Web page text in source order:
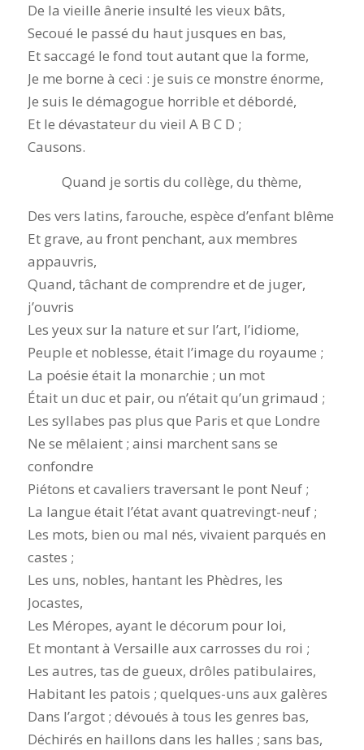
De la vieille ânerie insulté les vieux bâts,
Secoué le passé du haut jusques en bas,
Et saccagé le fond tout autant que la forme,
Je me borne à ceci : je suis ce monstre énorme,
Je suis le démagogue horrible et débordé,
Et le dévastateur du vieil A B C D ;
Causons.
Quand je sortis du collège, du thème,
Des vers latins, farouche, espèce d’enfant blême
Et grave, au front penchant, aux membres
appauvris,
Quand, tâchant de comprendre et de juger,
j’ouvris
Les yeux sur la nature et sur l’art, l’idiome,
Peuple et noblesse, était l’image du royaume ;
La poésie était la monarchie ; un mot
Était un duc et pair, ou n’était qu’un grimaud ;
Les syllabes pas plus que Paris et que Londre
Ne se mêlaient ; ainsi marchent sans se
confondre
Piétons et cavaliers traversant le pont Neuf ;
La langue était l’état avant quatrevingt-neuf ;
Les mots, bien ou mal nés, vivaient parqués en
castes ;
Les uns, nobles, hantant les Phèdres, les
Jocastes,
Les Méropes, ayant le décorum pour loi,
Et montant à Versaille aux carrosses du roi ;
Les autres, tas de gueux, drôles patibulaires,
Habitant les patois ; quelques-uns aux galères
Dans l’argot ; dévoués à tous les genres bas,
Déchirés en haillons dans les halles ; sans bas,